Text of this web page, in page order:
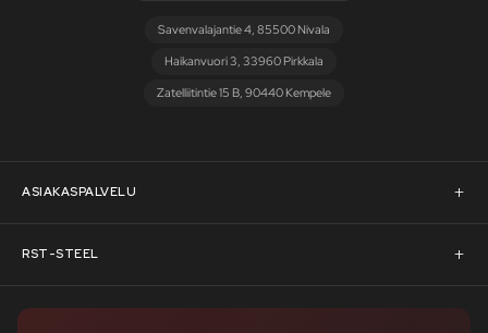
Savenvalajantie 4, 85500 Nivala
Haikanvuori 3, 33960 Pirkkala
Zatelliitintie 15 B, 90440 Kempele
ASIAKASPALVELU
Asiakaspalvelu
Pyydä tarjous
RST-STEEL
RST-Steelin tarina